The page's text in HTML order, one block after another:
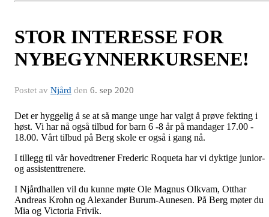
STOR INTERESSE FOR
NYBEGYNNERKURSENE!
Postet av Njård den 6. sep 2020
Det er hyggelig å se at så mange unge har valgt å prøve fekting i
høst. Vi har nå også tilbud for barn 6 -8 år på mandager 17.00 -
18.00. Vårt tilbud på Berg skole er også i gang nå.
I tillegg til vår hovedtrener Frederic Roqueta har vi dyktige junior-
og assistenttrenere.
I Njårdhallen vil du kunne møte Ole Magnus Olkvam, Otthar
Andreas Krohn og Alexander Burum-Aunesen. På Berg møter du
Mia og Victoria Frivik.